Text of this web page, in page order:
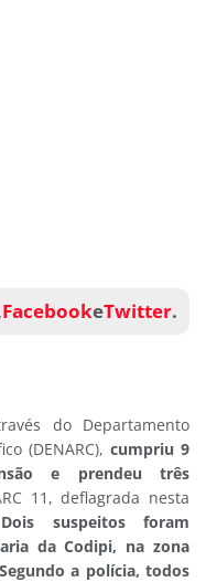
FacebookeTwitter.
do Departamento
(DENARC),cumpriu 9
e prendeu três
11, deflagrada nesta
Dois suspeitos foram
da Codipi, na zona
a polícia, todos